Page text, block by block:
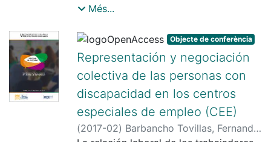
Barcelona i la Fundación Adecco, el
constituir la "Càtedra Universitat de
Barcelona - Fundación Adecco per a la
integració
laboral de persones amb discapacitat".
Aquesta té per objecte analitzar i
avaluar, des
d'una mirada interdisciplinària que
inclou la perspectiva psicològica, la
Més...
Objecte de conferència
Representación y negociación
colectiva de las personas con
discapacidad en los centros
especiales de empleo (CEE)
(2017-02) Barbancho Tovillas, Fernando;